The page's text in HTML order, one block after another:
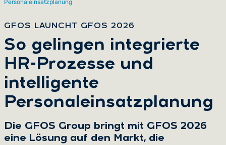
Personaleinsatzplanung
GFOS LAUNCHT GFOS 2026
:
So gelingen integrierte
HR-Prozesse und
intelligente
Personaleinsatzplanung
Die GFOS Group bringt mit GFOS 2026
eine Lösung auf den Markt, die